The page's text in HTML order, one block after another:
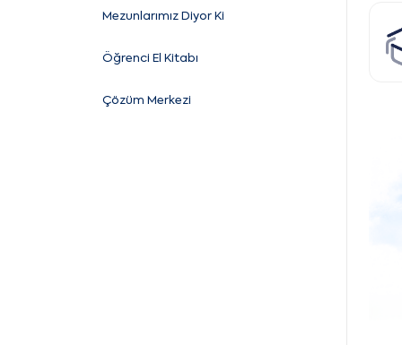
Mezunlarımız Diyor Ki
Öğrenci El Kitabı
Çözüm Merkezi